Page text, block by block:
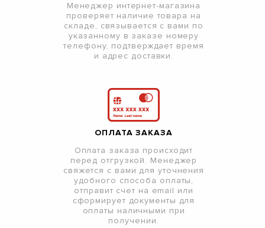
Менеджер интернет-магазина
проверяет наличие товара на
складе, связывается с вами по
указанному в заказе номеру
телефону, подтверждает время
и адрес доставки.
ОПЛАТА ЗАКАЗА
Оплата заказа происходит
перед отгрузкой. Менеджер
свяжется с вами для уточнения
удобного способа оплаты,
отправит счет на email или
сформирует документы для
оплаты наличными при
получении.